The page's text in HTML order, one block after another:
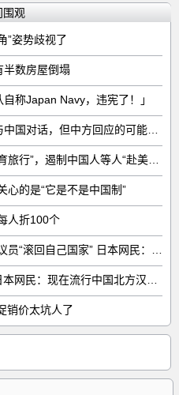
围观
”姿势歧视了
半数房屋倒塌
称Japan Navy，违宪了！」
心的是“它是不是中国制”
人折100个
销价太坑人了